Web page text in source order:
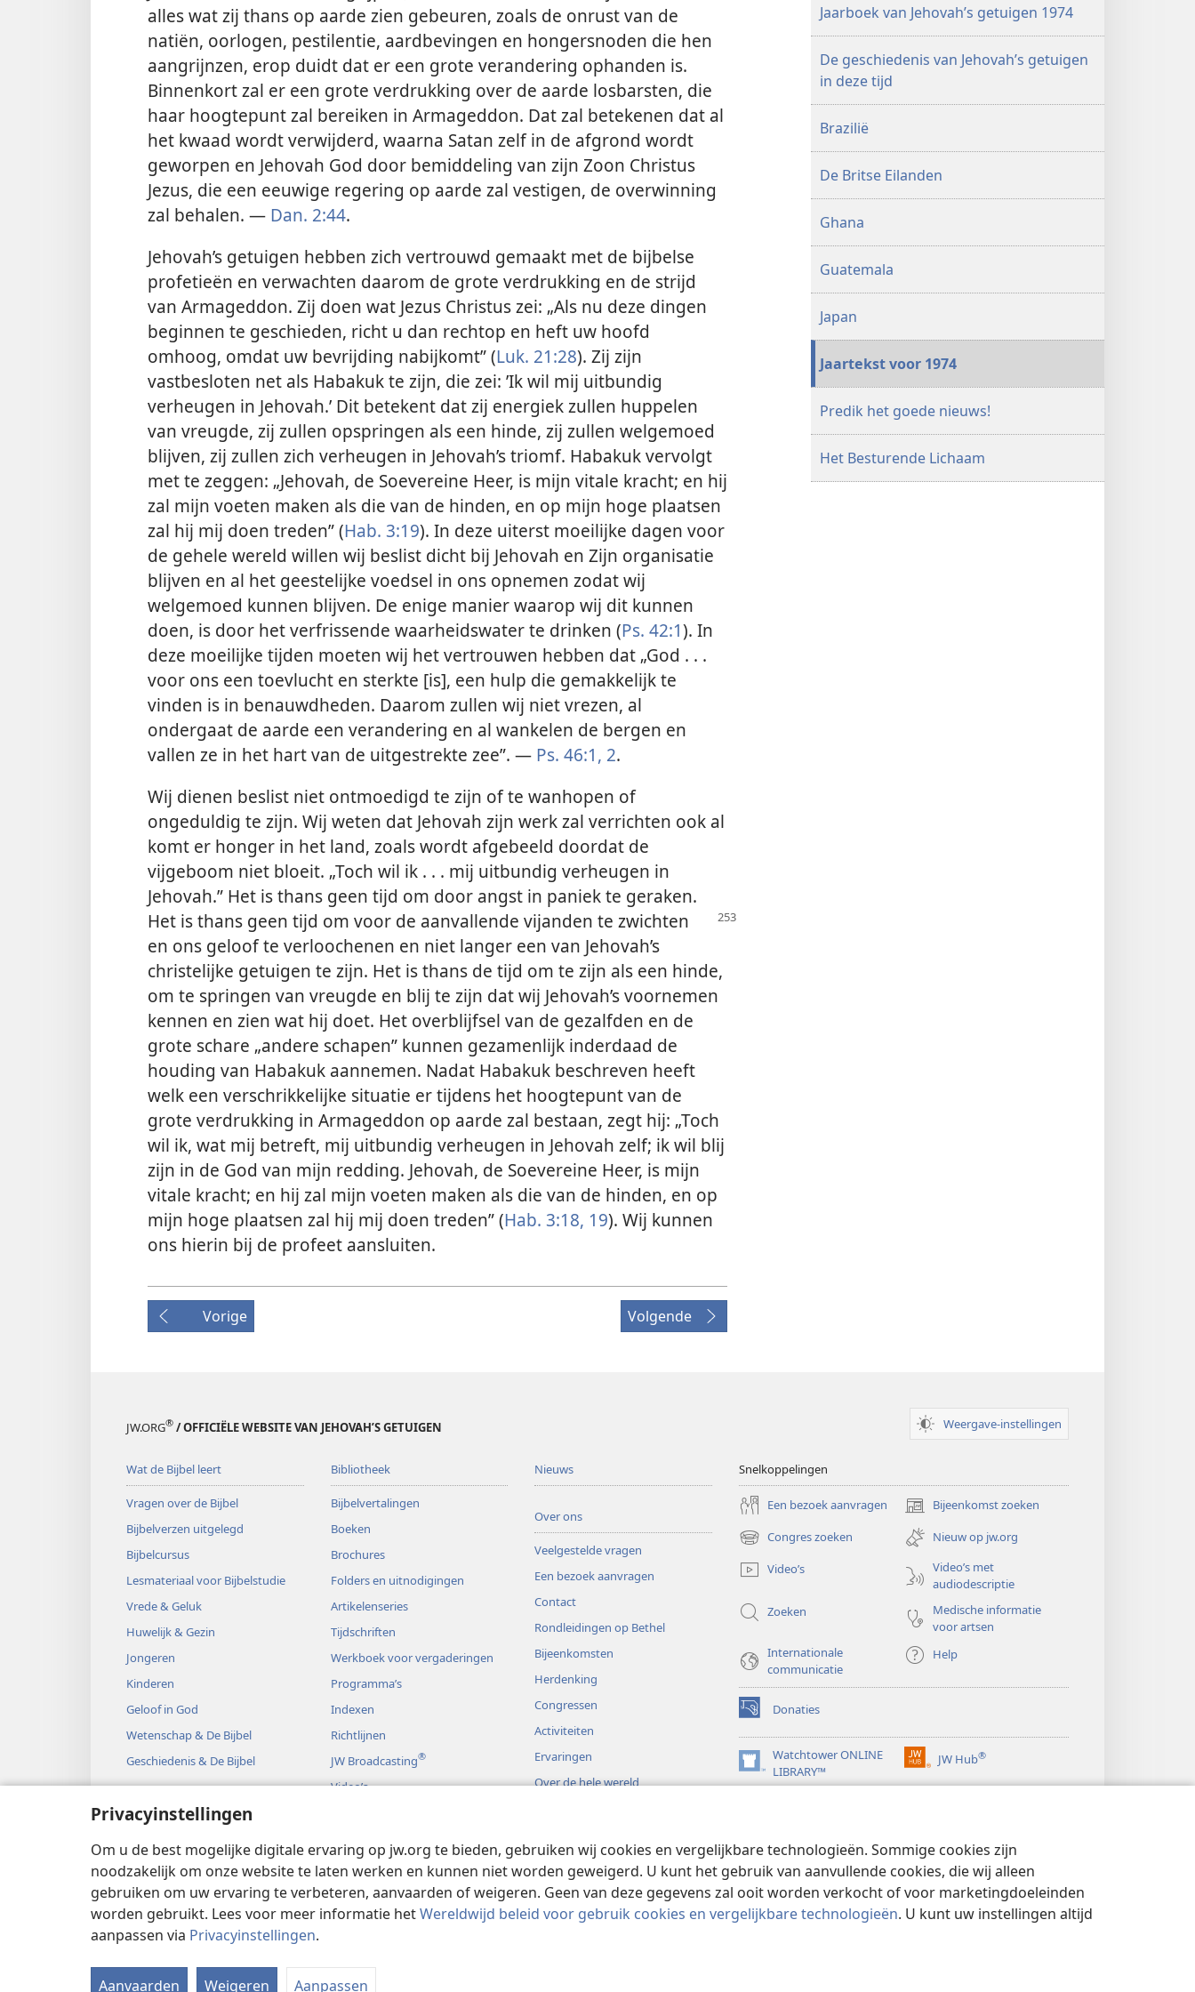
Privacyinstellingen
Om u de best mogelijke digitale ervaring op jw.org te bieden, gebruiken wij cookies en vergelijkbare technologieën. Sommige cookies zijn
noodzakelijk om onze website te laten werken en kunnen niet worden geweigerd. U kunt het gebruik van aanvullende cookies, die wij alleen
gebruiken om uw ervaring te verbeteren, aanvaarden of weigeren. Geen van deze gegevens zal ooit worden verkocht of voor marketingdoeleinden
worden gebruikt. Lees voor meer informatie hetWereldwijd beleid voor gebruik cookies en vergelijkbare technologieën. U kunt uw instellingen altijd
aanpassen via Privacyinstellingen.
Aanvaarden Weigeren Aanpassen
alles wat zij thans op aarde zien gebeuren, zoals de onrust van de
natiën, oorlogen, pestilentie, aardbevingen en hongersnoden die hen
aangrijnzen, erop duidt dat er een grote verandering ophanden is.
Binnenkort zal er een grote verdrukking over de aarde losbarsten, die
haar hoogtepunt zal bereiken in Armageddon. Dat zal betekenen dat al
het kwaad wordt verwijderd, waarna Satan zelf in de afgrond wordt
geworpen en Jehovah God door bemiddeling van zijn Zoon Christus
Jezus, die een eeuwige regering op aarde zal vestigen, de overwinning
zal behalen. — Dan. 2:44.
Jehovah’s getuigen hebben zich vertrouwd gemaakt met de bijbelse
profetieën en verwachten daarom de grote verdrukking en de strijd
van Armageddon. Zij doen wat Jezus Christus zei: „Als nu deze dingen
beginnen te geschieden, richt u dan rechtop en heft uw hoofd
omhoog, omdat uw bevrijding nabijkomt” (Luk. 21:28). Zij zijn
vastbesloten net als Habakuk te zijn, die zei: ’Ik wil mij uitbundig
verheugen in Jehovah.’ Dit betekent dat zij energiek zullen huppelen
van vreugde, zij zullen opspringen als een hinde, zij zullen welgemoed
blijven, zij zullen zich verheugen in Jehovah’s triomf. Habakuk vervolgt
met te zeggen: „Jehovah, de Soevereine Heer, is mijn vitale kracht; en hij
zal mijn voeten maken als die van de hinden, en op mijn hoge plaatsen
zal hij mij doen treden” (Hab. 3:19). In deze uiterst moeilijke dagen voor
de gehele wereld willen wij beslist dicht bij Jehovah en Zijn organisatie
blijven en al het geestelijke voedsel in ons opnemen zodat wij
welgemoed kunnen blijven. De enige manier waarop wij dit kunnen
doen, is door het verfrissende waarheidswater te drinken (Ps. 42:1). In
deze moeilijke tijden moeten wij het vertrouwen hebben dat „God . . .
voor ons een toevlucht en sterkte [is], een hulp die gemakkelijk te
vinden is in benauwdheden. Daarom zullen wij niet vrezen, al
ondergaat de aarde een verandering en al wankelen de bergen en
vallen ze in het hart van de uitgestrekte zee”. — Ps. 46:1, 2.
Wij dienen beslist niet ontmoedigd te zijn of te wanhopen of
ongeduldig te zijn. Wij weten dat Jehovah zijn werk zal verrichten ook al
komt er honger in het land, zoals wordt afgebeeld doordat de
vijgeboom niet bloeit. „Toch wil ik . . . mij uitbundig verheugen in
Jehovah.” Het is thans geen tijd om door angst in paniek te geraken.
Het is thans geen tijd om voor de aanvallende vijanden te zwichten
en ons geloof te verloochenen en niet langer een van Jehovah’s
christelijke getuigen te zijn. Het is thans de tijd om te zijn als een hinde,
om te springen van vreugde en blij te zijn dat wij Jehovah’s voornemen
kennen en zien wat hij doet. Het overblijfsel van de gezalfden en de
grote schare „andere schapen” kunnen gezamenlijk inderdaad de
houding van Habakuk aannemen. Nadat Habakuk beschreven heeft
welk een verschrikkelijke situatie er tijdens het hoogtepunt van de
grote verdrukking in Armageddon op aarde zal bestaan, zegt hij: „Toch
wil ik, wat mij betreft, mij uitbundig verheugen in Jehovah zelf; ik wil blij
zijn in de God van mijn redding. Jehovah, de Soevereine Heer, is mijn
vitale kracht; en hij zal mijn voeten maken als die van de hinden, en op
mijn hoge plaatsen zal hij mij doen treden” (Hab. 3:18, 19). Wij kunnen
ons hierin bij de profeet aansluiten.
Vorige Volgende
Jaarboek van Jehovah’s getuigen 1974
De geschiedenis van Jehovah’s getuigen
in deze tijd
Brazilië
De Britse Eilanden
Ghana
Guatemala
Japan
Jaartekst voor 1974
Predik het goede nieuws!
Het Besturende Lichaam
JW.ORG® / OFFICIËLE WEBSITE VAN JEHOVAH’S GETUIGEN Weergave-instellingen
Wat de Bijbel leert
Vragen over de Bijbel
Bijbelverzen uitgelegd
Bijbelcursus
Lesmateriaal voor Bijbelstudie
Vrede & Geluk
Huwelijk & Gezin
Jongeren
Kinderen
Geloof in God
Wetenschap & De Bijbel
Geschiedenis & De Bijbel
Bibliotheek
Bijbelvertalingen
Boeken
Brochures
Folders en uitnodigingen
Artikelenseries
Tijdschriften
Werkboek voor vergaderingen
Programma’s
Indexen
Richtlijnen
JW Broadcasting®
Video’s
Bijbelse hoorspelen
Nieuws
Over ons
Veelgestelde vragen
Een bezoek aanvragen
Contact
Rondleidingen op Bethel
Bijeenkomsten
Herdenking
Congressen
Activiteiten
Ervaringen
Over de hele wereld
Snelkoppelingen
Een bezoek aanvragen Bijeenkomst zoeken
(opent
nieuw
venster)
Congres zoeken
(opent
nieuw
venster)
Nieuw op jw.org
Video’s
Video’s met
audiodescriptie
Zoeken
Medische informatie
voor artsen
Internationale
communicatie
Help
Donaties
(opent
nieuw
venster)Watchtower ONLINE
LIBRARY™
(opent
nieuw
JW Hub®
(opent
nieuw
Copyright© 2026 Watch Tower Bible and Tract Society of Pennsylvania.